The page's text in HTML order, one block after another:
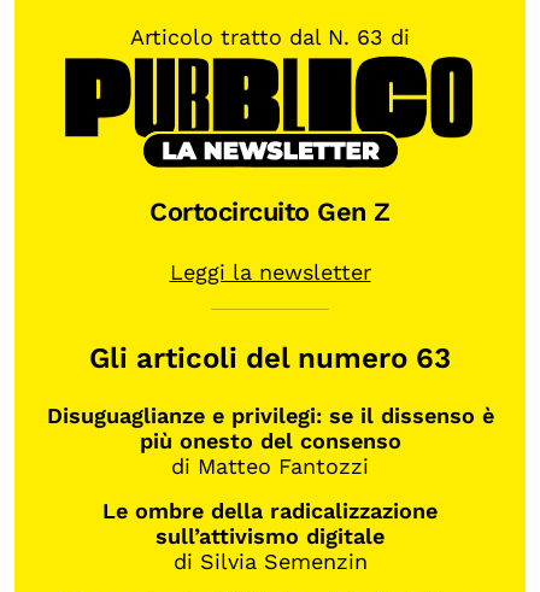
Articolo tratto dal N. 63 di
Cortocircuito Gen Z
Leggi la newsletter
Gli articoli del numero 63
Disuguaglianze e privilegi: se il dissenso è
più onesto del consenso
di Matteo Fantozzi
Le ombre della radicalizzazione
sull’attivismo digitale
di Silvia Semenzin